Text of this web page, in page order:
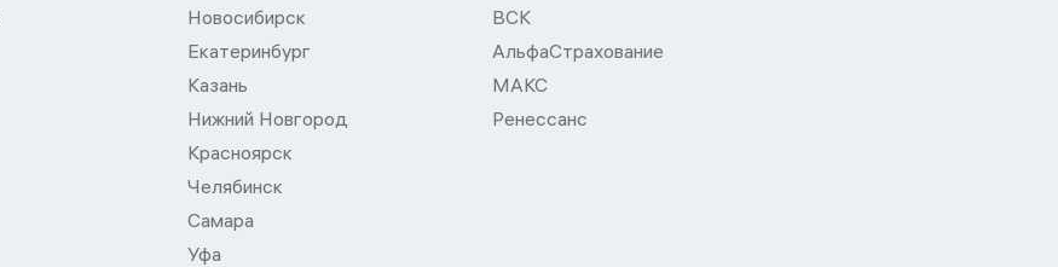
Новосибирск
Екатеринбург
Казань
Нижний Новгород
Красноярск
Челябинск
Самара
Уфа
ВСК
АльфаСтрахование
МАКС
Ренессанс